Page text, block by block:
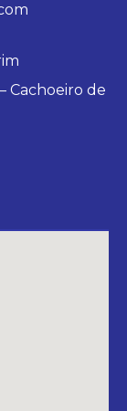
Cachoeiro de